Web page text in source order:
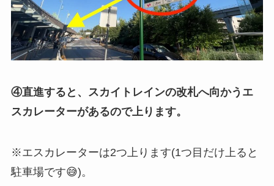
④直進すると、スカイトレインの改札へ向かうエ
スカレーターがあるので上ります。
※エスカレーターは2つ上ります(1つ目だけ上ると
駐車場です😅)。